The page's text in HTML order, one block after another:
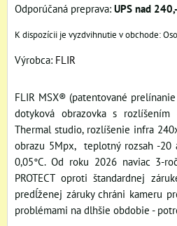
UPS nad
Výrobca: FLIR
FLIR MSX® (patentované
dotyková obrazovka s
Thermal studio, rozlíšenie infra
obrazu 5Mpx, teplotný rozsah -20
0,05°C. Od roku 2026 naviac 3-
PROTECT oproti štandardnej
predĺženej záruky chráni kameru
problémami na dlhšie obdobie -